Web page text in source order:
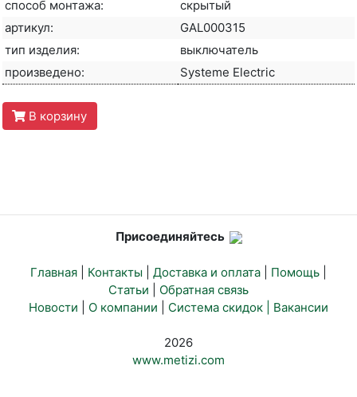
способ монтажа:
скрытый
артикул:
GAL000315
тип изделия:
выключатель
произведено:
Systeme Electric
В корзину
Присоединяйтесь
Главная Контакты Доставка и оплата Помощь
Статьи
Обратная связь
Новости
О компании Система скидок | Вакансии
2026
www.metizi.com